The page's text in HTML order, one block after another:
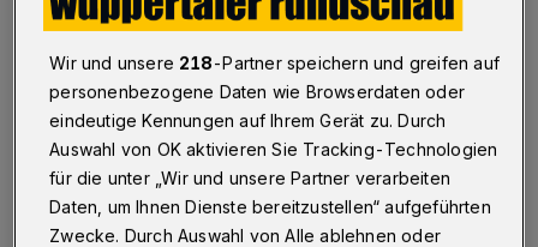
Wuppertal·Pfarrer Martin Schlageter hat am 1.
August 2018 die Leitung des Seelsorgebereiches
Barmen-Wupperbogen Ost übernommen. Die
Amtseinführung wird am Sonntag (26. August) um 15
Uhr mit einer Heiligen Messe in der Pfarrkirche Sankt
Raphael (Windthorststraße) und Empfang auf dem
Kirchplatz gefeiert.
Wir und unsere 218-Partner speichern und greifen auf
personenbezogene Daten wie Browserdaten oder
eindeutige Kennungen auf Ihrem Gerät zu. Durch
Auswahl von OK aktivieren Sie Tracking-Technologien
für die unter „Wir und unsere Partner verarbeiten
Daten, um Ihnen Dienste bereitzustellen“ aufgeführten
Zwecke. Durch Auswahl von Alle ablehnen oder